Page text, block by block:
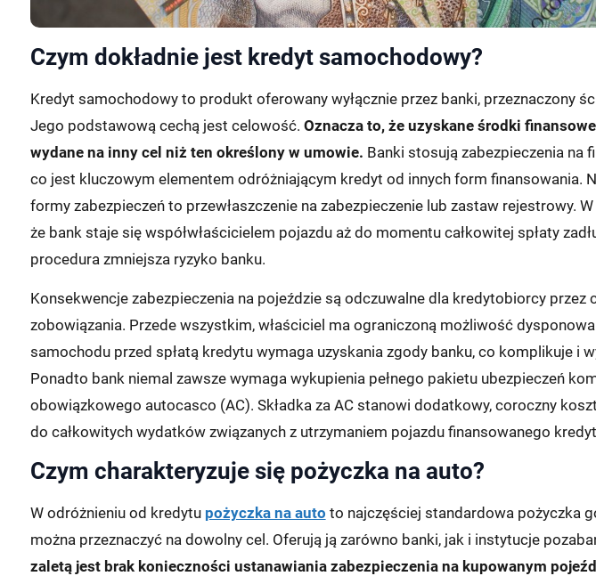
Czym dokładnie jest kredyt samochodowy?
Kredyt samochodowy to produkt oferowany wyłącznie przez banki, przeznaczony
Jego podstawową cechą jest celowość. Oznacza to, że uzyskane środki
wydane na inny cel niż ten określony w umowie. Banki stosują zabezpieczenia na
co jest kluczowym elementem odróżniającym kredyt od innych form finansowania.
formy zabezpieczeń to przewłaszczenie na zabezpieczenie lub zastaw rejestrowy.
że bank staje się współwłaścicielem pojazdu aż do momentu całkowitej spłaty
procedura zmniejsza ryzyko banku.
Konsekwencje zabezpieczenia na pojeździe są odczuwalne dla kredytobiorcy przez
zobowiązania. Przede wszystkim, właściciel ma ograniczoną możliwość
samochodu przed spłatą kredytu wymaga uzyskania zgody banku, co komplikuje i
Ponadto bank niemal zawsze wymaga wykupienia pełnego pakietu ubezpieczeń
obowiązkowego autocasco (AC). Składka za AC stanowi dodatkowy, coroczny
do całkowitych wydatków związanych z utrzymaniem pojazdu finansowanego
Czym charakteryzuje się pożyczka na auto?
W odróżnieniu od kredytu pożyczka na auto to najczęściej standardowa pożyczka
można przeznaczyć na dowolny cel. Oferują ją zarówno banki, jak i instytucje
zaletą jest brak konieczności ustanawiania zabezpieczenia na kupowanym